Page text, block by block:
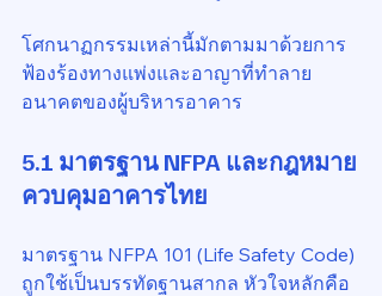
โศกนาฏกรรมเหล่านี้มักตามมาด้วยการ
ฟ้องร้องทางแพ่งและอาญาที่ทำลาย
อนาคตของผู้บริหารอาคาร
5.1 มาตรฐาน NFPA และกฎหมาย
ควบคุมอาคารไทย
มาตรฐาน NFPA 101 (Life Safety Code)
ถูกใช้เป็นบรรทัดฐานสากล หัวใจหลักคือ